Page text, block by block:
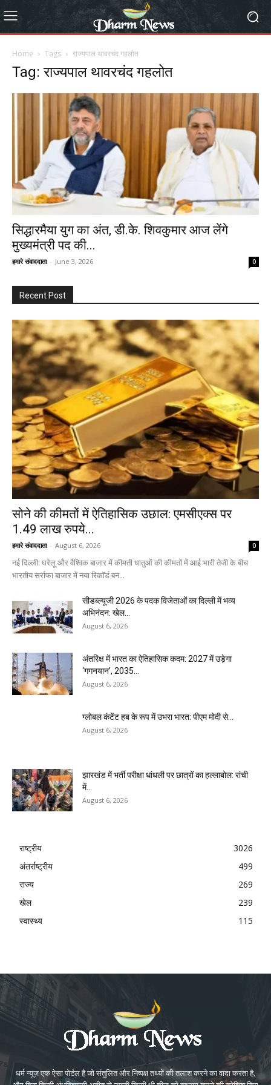
Home Tags राज्यपाल थावरचंद गहलोत
Tag: राज्यपाल थावरचंद गहलोत
सिद्धारमैया युग का अंत, डी.के. शिवकुमार आज लेंगे
मुख्यमंत्री पद की...
हमारे संवाददाता - June 3, 2026 0
Recent Post
सोने की कीमतों में ऐतिहासिक उछाल: एमसीएक्स पर
1.49 लाख रुपये...
हमारे संवाददाता - August 6, 2026 0
नई दिल्ली: घरेलू और वैश्विक बाजार में कीमती धातुओं की कीमतों में आई भारी तेजी के बीच
भारतीय सर्राफा बाजार में नया रिकॉर्ड बन...
सीडब्ल्यूजी 2026 के पदक विजेताओं का दिल्ली में भव्य
अभिनंदन: खेल...
August 6, 2026
अंतरिक्ष में भारत का ऐतिहासिक कदम: 2027 में उड़ेगा
‘गगनयान’, 2035...
August 6, 2026
ग्लोबल कंटेंट हब के रूप में उभरा भारत: पीएम मोदी से...
August 6, 2026
झारखंड में भर्ती परीक्षा धांधली पर छात्रों का हल्लाबोल: रांची
में...
August 6, 2026
राष्ट्रीय
3026
अंतर्राष्ट्रीय
499
राज्य
269
खेल
239
स्वास्थ्य
115
धर्म न्यूज़ एक ऐसा पोर्टल है जो संतुलित और निष्पक्ष तथ्यों की तलाश करने का वादा करता है,